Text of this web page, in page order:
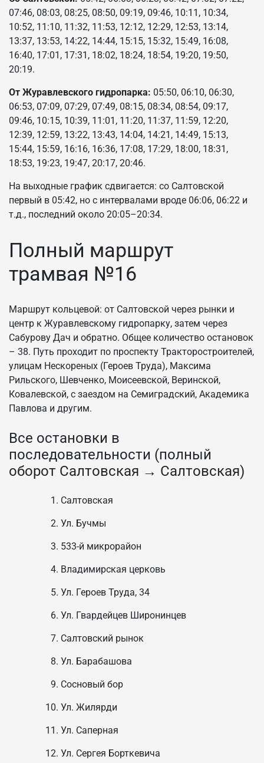
07:46, 08:03, 08:25, 08:50, 09:19, 09:46, 10:11, 10:34,
10:52, 11:10, 11:32, 11:53, 12:12, 12:29, 12:53, 13:14,
13:37, 13:53, 14:22, 14:44, 15:15, 15:32, 15:49, 16:08,
16:40, 17:01, 17:31, 18:02, 18:24, 18:54, 19:20, 19:50,
20:19.
От Журавлевского гидропарка: 05:50, 06:10, 06:30,
06:53, 07:09, 07:29, 07:49, 08:15, 08:34, 08:54, 09:17,
09:46, 10:15, 10:39, 11:01, 11:20, 11:37, 11:59, 12:20,
12:39, 12:59, 13:22, 13:43, 14:04, 14:21, 14:49, 15:13,
15:44, 15:59, 16:16, 16:36, 17:08, 17:29, 18:00, 18:31,
18:53, 19:23, 19:47, 20:17, 20:46.
На выходные график сдвигается: со Салтовской
первый в 05:42, но с интервалами вроде 06:06, 06:22 и
т.д., последний около 20:05–20:34.
Полный маршрут
трамвая №16
Маршрут кольцевой: от Салтовской через рынки и
центр к Журавлевскому гидропарку, затем через
Сабурову Дач и обратно. Общее количество остановок
– 38. Путь проходит по проспекту Тракторостроителей,
улицам Нескореных (Героев Труда), Максима
Рильского, Шевченко, Моисеевской, Веринской,
Ковалевской, с заездом на Семиградский, Академика
Павлова и другим.
Все остановки в
последовательности (полный
оборот Салтовская → Салтовская)
Салтовская
Ул. Бучмы
533-й микрорайон
Владимирская церковь
Ул. Героев Труда, 34
Ул. Гвардейцев Широнинцев
Салтовский рынок
Ул. Барабашова
Сосновый бор
Ул. Жилярди
Ул. Саперная
Ул. Сергея Борткевича